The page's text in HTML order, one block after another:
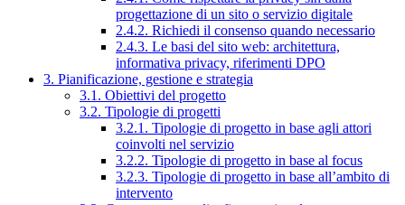
progettazione di un sito o servizio digitale
2.4.2. Richiedi il consenso quando necessario
2.4.3. Le basi del sito web: architettura,
informativa privacy, riferimenti DPO
3. Pianificazione, gestione e strategia
3.1. Obiettivi del progetto
3.2. Tipologie di progetti
3.2.1. Tipologie di progetto in base agli attori
coinvolti nel servizio
3.2.2. Tipologie di progetto in base al focus
3.2.3. Tipologie di progetto in base all’ambito di
intervento